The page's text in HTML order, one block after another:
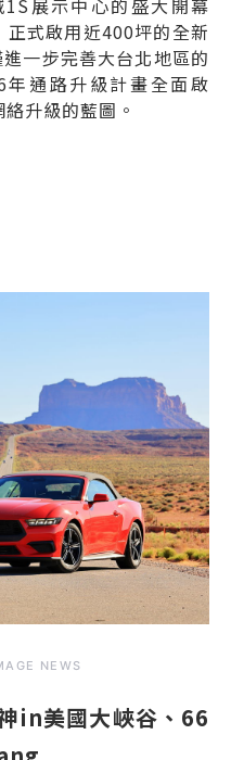
展示中心的盛大開幕
式啟用近400坪的全新
一步完善大台北地區的
通路升級計畫全面啟
升級的藍圖。
NEWS
in美國大峽谷、66